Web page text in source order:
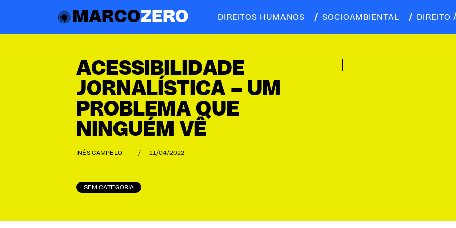
MARCOZERO DIREITOS HUMANOS SOCIOAMBIENTAL DIREITO
ACESSIBILIDADE
JORNALÍSTICA – UM
PROBLEMA QUE
NINGUÉM VÊ
INÊS CAMPELO / 11/04/2022
SEM CATEGORIA